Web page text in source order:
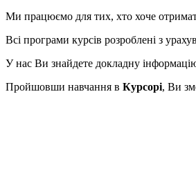
Ми працюємо для тих, хто хоче
Всі програми курсів розроблені з
У нас Ви знайдете докладну
Пройшовши навчання в Курсорі, Ви